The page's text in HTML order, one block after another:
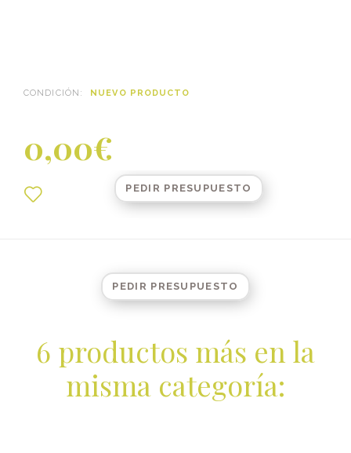
CONDICIÓN: NUEVO PRODUCTO
0,00€
PEDIR PRESUPUESTO
PEDIR PRESUPUESTO
6 productos más en la
misma categoría: